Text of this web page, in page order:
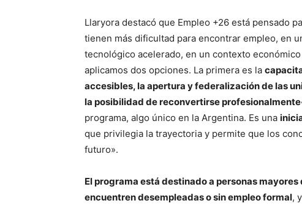
Llaryora destacó que Empleo +26 está pensado
tienen más dificultad para encontrar empleo, en
tecnológico acelerado, en un contexto
aplicamos dos opciones. La primera es la
accesibles, la apertura y federalización de las
la posibilidad de reconvertirse profesionalmente
programa, algo único en la Argentina. Es una
que privilegia la trayectoria y permite que los
futuro».
El programa está destinado a personas
encuentren desempleadas o sin empleo formal,